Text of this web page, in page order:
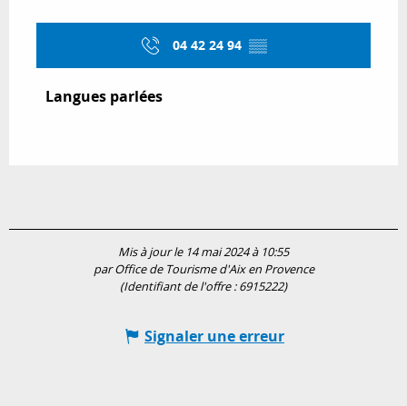
04 42 24 94 ▒▒
Langues parlées
Langues parlées
Mis à jour le 14 mai 2024 à 10:55
par Office de Tourisme d'Aix en Provence
(Identifiant de l'offre :6915222)
Signaler une erreur